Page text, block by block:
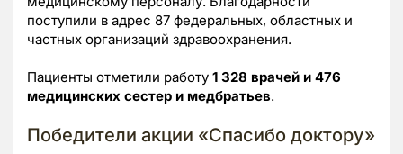
поступили в адрес 87 федеральных, областных и
частных организаций здравоохранения.
Пациенты отметили работу 1 328 врачей и 476
медицинских сестер и медбратьев.
Победители акции «Спасибо доктору»